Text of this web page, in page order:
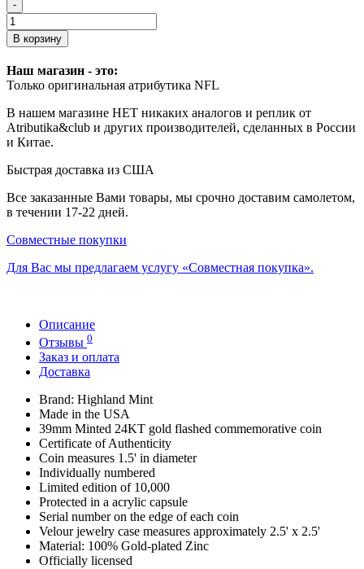
-
В корзину
Наш магазин - это:
Только оригинальная атрибутика NFL
В нашем магазине НЕТ никаких аналогов и реплик от
Atributika&club и других производителей, сделанных в России
и Китае.
Быстрая доставка из США
Все заказанные Вами товары, мы срочно доставим самолетом,
в течении 17-22 дней.
Совместные покупки
Для Вас мы предлагаем услугу «Совместная покупка».
Описание
Отзывы 0
Заказ и оплата
Доставка
Brand: Highland Mint
Made in the USA
39mm Minted 24KT gold flashed commemorative coin
Certificate of Authenticity
Coin measures 1.5' in diameter
Individually numbered
Limited edition of 10,000
Protected in a acrylic capsule
Serial number on the edge of each coin
Velour jewelry case measures approximately 2.5' x 2.5'
Material: 100% Gold-plated Zinc
Officially licensed